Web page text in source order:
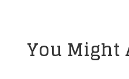
You Might